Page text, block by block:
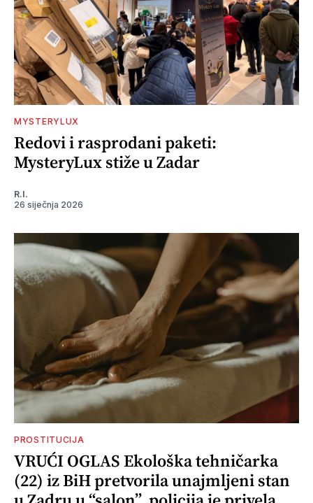
MYSTERYLUX
Redovi i rasprodani paketi:
MysteryLux stiže u Zadar
R.I.
26 siječnja 2026
PROSTITUCIJA
VRUĆI OGLAS Ekološka tehničarka
(22) iz BiH pretvorila unajmljeni stan